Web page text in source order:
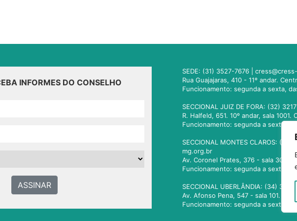
INFORMES DO CONSELHO
ASSINAR
SEDE: (31) 3527-7676 |
Rua Guajajaras, 410 - 11º andar.
Funcionamento: segunda a sexta,
SECCIONAL JUIZ DE FORA: (32)
R. Halfeld, 651. 10º andar, sala
Funcionamento: segunda a sexta,
SECCIONAL MONTES CLAROS:
mg.org.br
Av. Coronel Prates, 376 - sala 301.
Funcionamento: segunda a sexta,
SECCIONAL UBERLÂNDIA: (34)
Av. Afonso Pena, 547 - sala 101.
Funcionamento: segunda a sexta,